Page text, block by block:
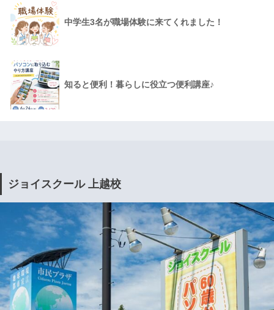
中学生3名が職場体験に来てくれました！
知ると便利！暮らしに役立つ便利講座♪
ジョイスクール 上越校